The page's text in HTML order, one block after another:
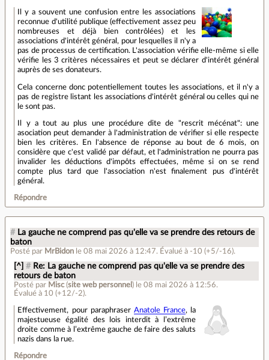
Il y a souvent une confusion entre les associations
reconnue d'utilité publique (effectivement assez peu
nombreuses et déjà bien contrôlées) et les
associations d'intérêt général, pour lesquelles il n'y a
pas de processus de certification. L'association vérifie elle-même si elle
vérifie les 3 critères nécessaires et peut se déclarer d'intérêt général
auprès de ses donateurs.
Cela concerne donc potentiellement toutes les associations, et il n'y a
pas de registre listant les associations d'intérêt général ou celles qui ne
le sont pas.
Il y a tout au plus une procédure dite de "rescrit mécénat": une
asociation peut demander à l'administration de vérifier si elle respecte
bien les critères. En l'absence de réponse au bout de 6 mois, on
considère que c'est validé par défaut, et l'administration ne pourra pas
invalider les déductions d'impôts effectuées, même si on se rend
compte plus tard que l'association n'est finalement pus d'intérêt
général.
Répondre
# La gauche ne comprend pas qu'elle va se prendre des retours de
baton
Posté par MrBidon le 08 mai 2026 à 12:47. Évalué à -10 (+5/-16).
[^] # Re: La gauche ne comprend pas qu'elle va se prendre des
retours de baton
Posté par Misc(site web personnel ) le 08 mai 2026 à 12:56.
Évalué à 10 (+12/-2).
Effectivement, pour paraphraser Anatole France, la
majestueuse égalité des lois interdit à l’extrême
droite comme à l’extrême gauche de faire des saluts
nazis dans la rue.
Répondre